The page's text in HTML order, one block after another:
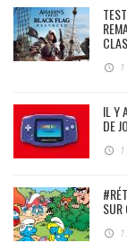
IL Y
DE
SUR